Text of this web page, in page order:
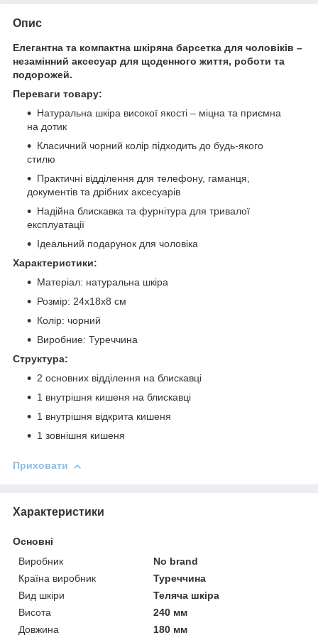
Опис
Елегантна та компактна шкіряна барсетка для чоловіків –
незамінний аксесуар для щоденного життя, роботи та
подорожей.
Переваги товару:
Натуральна шкіра високої якості – міцна та приємна
на дотик
Класичний чорний колір підходить до будь-якого
стилю
Практичні відділення для телефону, гаманця,
документів та дрібних аксесуарів
Надійна блискавка та фурнітура для тривалої
експлуатації
Ідеальний подарунок для чоловіка
Характеристики:
Матеріал: натуральна шкіра
Розмір: 24х18х8 см
Колір: чорний
Виробние: Туреччина
Структура:
2 основних відділення на блискавці
1 внутрішня кишеня на блискавці
1 внутрішня відкрита кишеня
1 зовнішня кишеня
Приховати
Характеристики
Основні
Виробник
No brand
Країна виробник
Туреччина
Вид шкіри
Теляча шкіра
Висота
240 мм
Довжина
180 мм